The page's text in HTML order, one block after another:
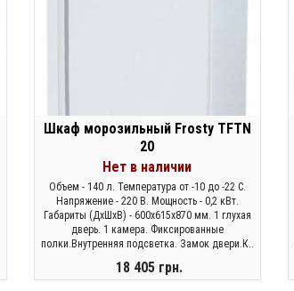
Шкаф морозильный Frosty TFTN
20
Нет в наличии
Объем - 140 л. Температура от -10 до -22 C.
Напряжение - 220 В. Мощность - 0,2 кВт.
Габариты (ДхШхВ) - 600х615х870 мм. 1 глухая
дверь. 1 камера. Фиксированные
полки.Внутренняя подсветка. Замок двери.К..
18 405 грн.